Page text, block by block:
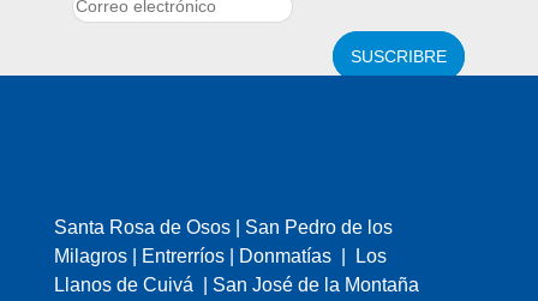
SUSCRIBRE
Santa Rosa de Osos | San Pedro de los
Milagros | Entrerríos | Donmatías | Los
Llanos de Cuivá | San José de la Montaña